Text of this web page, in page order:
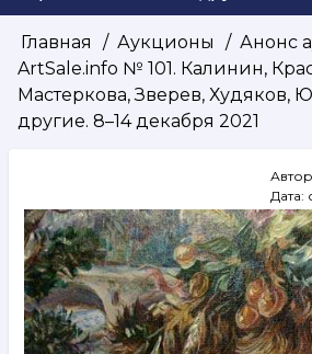
Строка
навигации
Главная Аукционы
Анонс
ArtSale.info № 101. Калинин,
Мастеркова, Зверев, Худяков,
другие. 8–14 декабря 2021
Дата: